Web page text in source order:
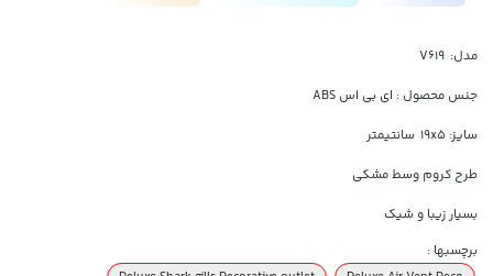
مدل: V619
جنس محصول : ای بی اس ABS
سایز: 19x5 سانتیمتر
طرح کروم وسط مشکی
بسیار زیبا و شیک
برچسبها :